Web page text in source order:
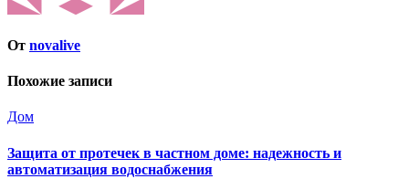
От novalive
Похожие записи
Дом
Защита от протечек в частном доме: надежность и
автоматизация водоснабжения